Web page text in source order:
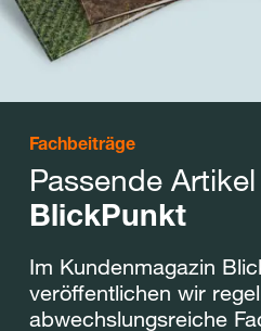
Fachbeiträge
Passende
BlickPunkt
Im Kundenmagazin
veröffentlichen wir
abwechslungsreiche